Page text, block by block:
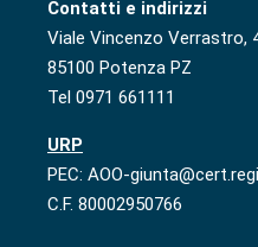
Contatti e indirizzi
Viale Vincenzo Verrastro,
85100 Potenza PZ
Tel 0971 661111
URP
PEC: AOO-
C.F. 80002950766